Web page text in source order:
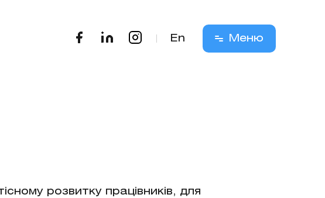
En Меню
розвитку працівників, для